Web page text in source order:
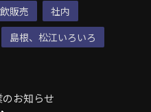
販売
社内
島根、松江いろいろ
お知らせ